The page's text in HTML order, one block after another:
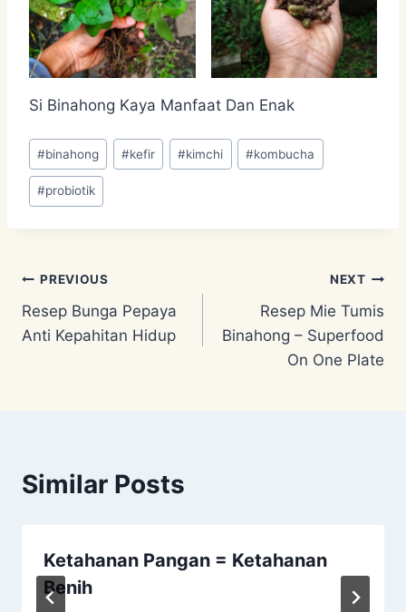
Si Binahong Kaya Manfaat Dan Enak
Post
Tags:
#binahong #kefir #kimchi #kombucha
#probiotik
Post
navigation
PREVIOUS
Resep Bunga Pepaya
Anti Kepahitan Hidup
NEXT
Resep Mie Tumis
Binahong – Superfood
On One Plate
Similar Posts
Ketahanan Pangan = Ketahanan
Benih